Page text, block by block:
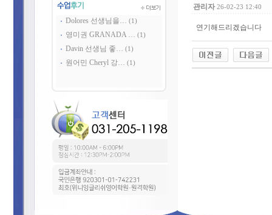
Dolores 선생님을… (1)
영미권 GRANADA … (1)
Davin 선생님 좋… (1)
원어민 Cheryl 강… (1)
관리자 26-02-23 12:40
연기해드리겠습니다